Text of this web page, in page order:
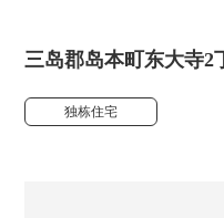
三岛郡岛本町东大寺2
独栋住宅